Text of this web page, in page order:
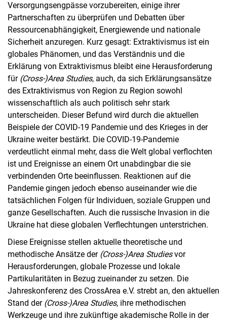
Versorgungsengpässe vorzubereiten, einige ihrer
Partnerschaften zu überprüfen und Debatten über
Ressourcenabhängigkeit, Energiewende und nationale
Sicherheit anzuregen. Kurz gesagt: Extraktivismus ist ein
globales Phänomen, und das Verständnis und die
Erklärung von Extraktivismus bleibt eine Herausforderung
für (Cross-)Area Studies, auch, da sich Erklärungsansätze
des Extraktivismus von Region zu Region sowohl
wissenschaftlich als auch politisch sehr stark
unterscheiden. Dieser Befund wird durch die aktuellen
Beispiele der COVID-19 Pandemie und des Krieges in der
Ukraine weiter bestärkt. Die COVID-19-Pandemie
verdeutlicht einmal mehr, dass die Welt global verflochten
ist und Ereignisse an einem Ort unabdingbar die sie
verbindenden Orte beeinflussen. Reaktionen auf die
Pandemie gingen jedoch ebenso auseinander wie die
tatsächlichen Folgen für Individuen, soziale Gruppen und
ganze Gesellschaften. Auch die russische Invasion in die
Ukraine hat diese globalen Verflechtungen unterstrichen.
Diese Ereignisse stellen aktuelle theoretische und
methodische Ansätze der (Cross-)Area Studiesvor
Herausforderungen, globale Prozesse und lokale
Partikularitäten in Bezug zueinander zu setzen. Die
Jahreskonferenz des CrossArea e.V. strebt an, den aktuellen
Stand der (Cross-)Area Studies, ihre methodischen
Werkzeuge und ihre zukünftige akademische Rolle in der